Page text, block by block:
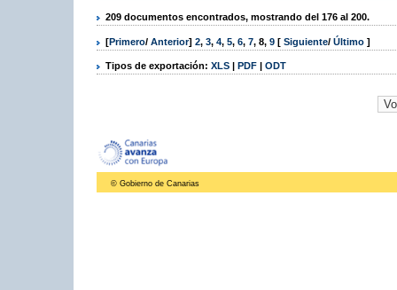
209 documentos encontrados, mostrando del 176 al 200.
[Primero/ Anterior] 2, 3, 4, 5, 6, 7, 8, 9 [ Siguiente/ Último ]
Tipos de exportación: XLS | PDF | ODT
© Gobierno de Canarias